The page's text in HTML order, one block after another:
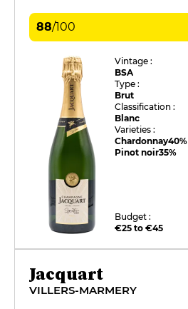
88/100
Vintage :
BSA
Type :
Brut
Classification :
Blanc
Varieties :
Chardonnay40%
Pinot noir35%
Budget :
€25 to €45
Jacquart
VILLERS-MARMERY